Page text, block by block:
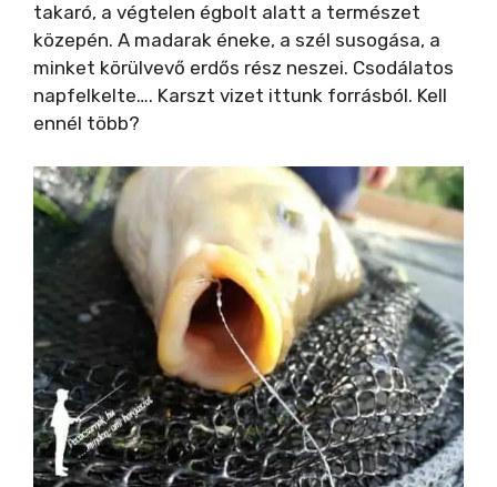
takaró, a végtelen égbolt alatt a természet
közepén. A madarak éneke, a szél susogása, a
minket körülvevő erdős rész neszei. Csodálatos
napfelkelte…. Karszt vizet ittunk forrásból. Kell
ennél több?